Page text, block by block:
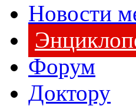
Новости
Форум
Доктору